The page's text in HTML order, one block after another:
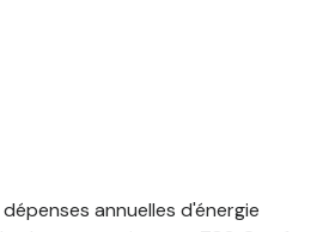
annuelles d'énergie